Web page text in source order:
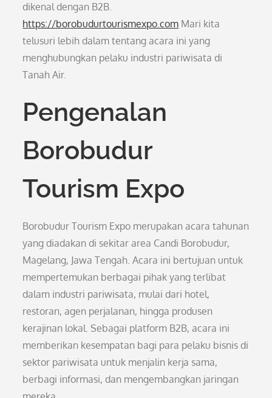
dikenal dengan B2B.
https://borobudurtourismexpo.com Mari kita
telusuri lebih dalam tentang acara ini yang
menghubungkan pelaku industri pariwisata di
Tanah Air.
Pengenalan
Borobudur
Tourism Expo
Borobudur Tourism Expo merupakan acara tahunan
yang diadakan di sekitar area Candi Borobudur,
Magelang, Jawa Tengah. Acara ini bertujuan untuk
mempertemukan berbagai pihak yang terlibat
dalam industri pariwisata, mulai dari hotel,
restoran, agen perjalanan, hingga produsen
kerajinan lokal. Sebagai platform B2B, acara ini
memberikan kesempatan bagi para pelaku bisnis di
sektor pariwisata untuk menjalin kerja sama,
berbagi informasi, dan mengembangkan jaringan